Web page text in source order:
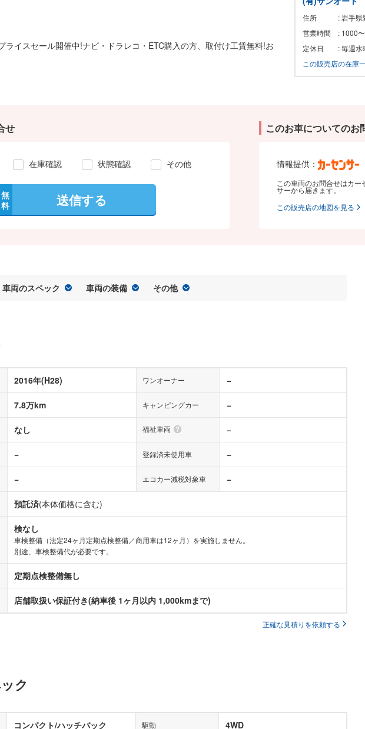
ライスセール開催中!ナビ・ドラレコ・ETC購入の方、取付け工賃無料!お
住所
: 岩手
営業時間
: 1000
定休日
: 毎週水
この販売店の在庫
せ
在庫確認 状態確認 その他
無
料
送信する
このお車についてのお
情報提供：
この車両のお問合せはカ
サーから届きます。
この販売店の地図を見る
車両のスペック 車両の装備 その他
2016年(H28) ワンオーナー −
7.8万km キャンピングカー −
なし 福祉車両 −
− 登録済未使用車 −
− エコカー減税対象車 −
預託済(本体価格に含む)
検なし
車検整備（法定24ヶ月定期点検整備／商用車は12ヶ月）を実施しません。
別途、車検整備代が必要です。
定期点検整備無し
店舗取扱い保証付き(納車後 1ヶ月以内 1,000kmまで)
正確な見積りを依頼する
ク
コンパクト/ハッチバック 駆動 4WD